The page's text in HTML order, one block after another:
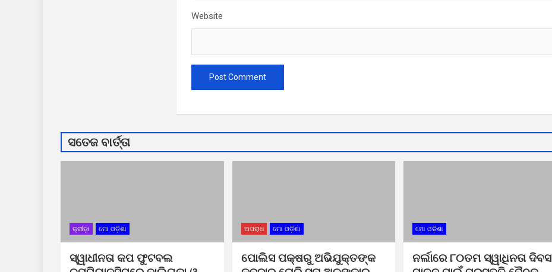
Website
ସତେଜ ବାର୍ତ୍ତା
କ୍ରୀଡ଼ା ମୋ ଓଡ଼ିଶା
ସ୍ୱାଧୀନତା କପ ଫୁଟବଲ
ଅପରାଧ ମୋ ଓଡ଼ିଶା
ପୋଲିସ ପକ୍ଷରୁ ଅଭିଯୁକ୍ତଙ୍କ
ମୋ ଓଡ଼ିଶା
ନର୍ଲାରେ ୮୦ତମ ସ୍ୱାଧିନତା ଦିବସ